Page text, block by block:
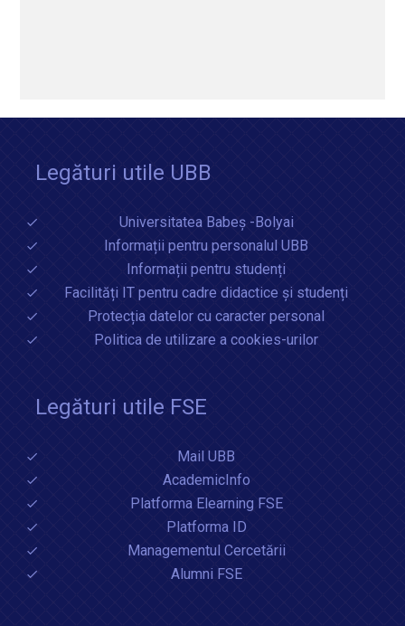
Legături utile UBB
Universitatea Babeș -Bolyai
Informații pentru personalul UBB
Informații pentru studenți
Facilități IT pentru cadre didactice și studenți
Protecția datelor cu caracter personal
Politica de utilizare a cookies-urilor
Legături utile FSE
Mail UBB
AcademicInfo
Platforma Elearning FSE
Platforma ID
Managementul Cercetării
Alumni FSE